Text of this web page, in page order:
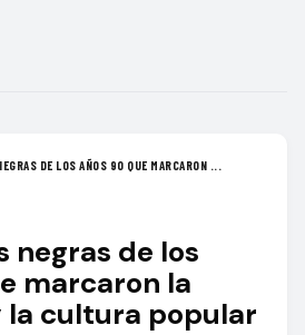
DE LOS AÑOS 90 QUE MARCARON ...
negras de los
marcaron la
la cultura popular